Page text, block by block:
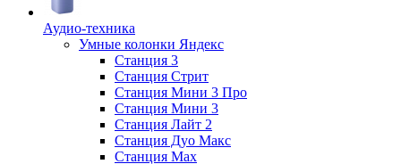
Аудио-техника
Умные колонки Яндекс
Станция 3
Станция Стрит
Станция Мини 3 Про
Станция Мини 3
Станция Лайт 2
Станция Дуо Макс
Станция Max